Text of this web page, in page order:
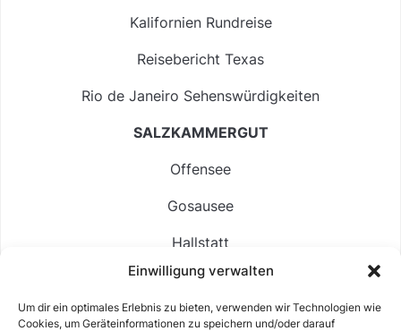
Einwilligung verwalten
Um dir ein optimales Erlebnis zu bieten, verwenden wir Technologien wie
Cookies, um Geräteinformationen zu speichern und/oder darauf
Kalifornien Rundreise
Reisebericht Texas
Rio de Janeiro Sehenswürdigkeiten
SALZKAMMERGUT
Offensee
Gosausee
Hallstatt
Langbathsee
Altausseer See